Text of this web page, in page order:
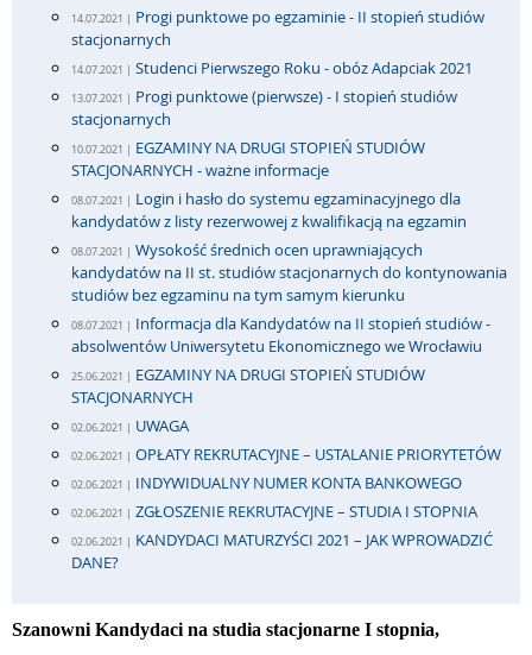
14.07.2021 | Progi punktowe po egzaminie - II stopień studiów
stacjonarnych
14.07.2021 | Studenci Pierwszego Roku - obóz Adapciak 2021
13.07.2021 | Progi punktowe (pierwsze) - I stopień studiów
stacjonarnych
10.07.2021 | EGZAMINY NA DRUGI STOPIEŃ STUDIÓW
STACJONARNYCH - ważne informacje
08.07.2021 | Login i hasło do systemu egzaminacyjnego dla
kandydatów z listy rezerwowej z kwalifikacją na egzamin
08.07.2021 | Wysokość średnich ocen uprawniających
kandydatów na II st. studiów stacjonarnych do kontynowania
studiów bez egzaminu na tym samym kierunku
08.07.2021 | Informacja dla Kandydatów na II stopień studiów -
absolwentów Uniwersytetu Ekonomicznego we Wrocławiu
25.06.2021 | EGZAMINY NA DRUGI STOPIEŃ STUDIÓW
STACJONARNYCH
02.06.2021 | UWAGA
02.06.2021 | OPŁATY REKRUTACYJNE – USTALANIE PRIORYTETÓW
02.06.2021 | INDYWIDUALNY NUMER KONTA BANKOWEGO
02.06.2021 | ZGŁOSZENIE REKRUTACYJNE – STUDIA I STOPNIA
02.06.2021 | KANDYDACI MATURZYŚCI 2021 – JAK WPROWADZIĆ
DANE?
Szanowni Kandydaci na studia stacjonarne I stopnia,